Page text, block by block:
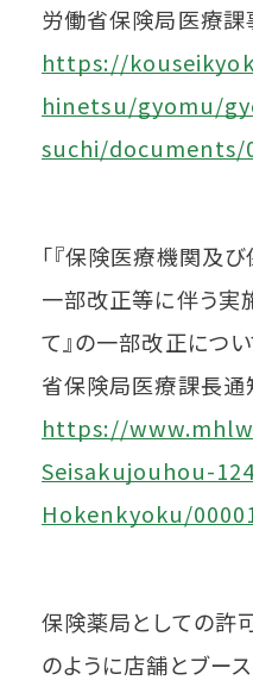
労働省保険局医療課
https://
hinetsu/gyomu/
suchi/documents/
「『保険医療機関及
一部改正等に伴う実
て』の一部改正につ
省保険局医療課長通
https://
Seisakujouhou-
Hokenkyoku/
保険薬局としての許
のように店舗とブー